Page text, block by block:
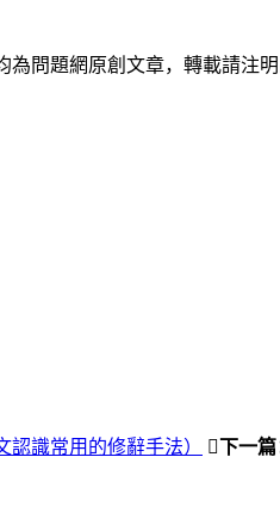
為問題網原創文章，轉載請注明
識常用的修辭手法） 下一篇